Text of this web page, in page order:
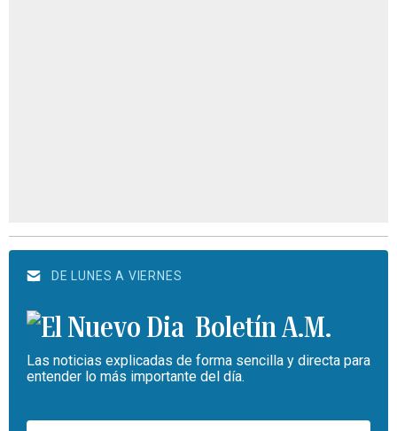
DE LUNES A VIERNES
Boletín A.M.
Las noticias explicadas de forma sencilla y directa para
entender lo más importante del día.